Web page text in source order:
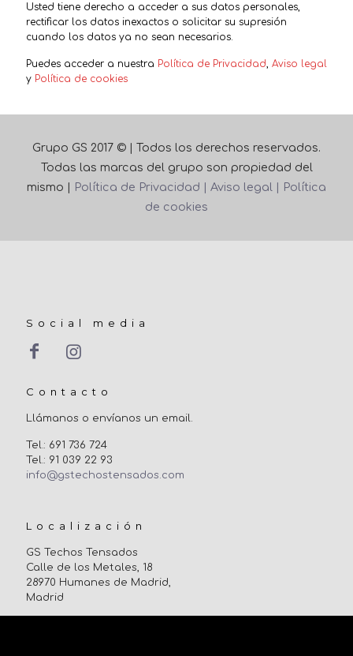
Usted tiene derecho a acceder a sus datos personales,
rectificar los datos inexactos o solicitar su supresión
cuando los datos ya no sean necesarios.
Puedes acceder a nuestra Política de Privacidad Aviso legal
y Política de cookies
Grupo GS 2017 © | Todos los derechos reservados.
Todas las marcas del grupo son propiedad del
mismo | Política de Privacidad | Aviso legal | Política
de cookies
Social media
Contacto
Llámanos o envíanos un email.
Tel.: 691 736 724
Tel.: 91 039 22 93
info@gstechostensados.com
Localización
GS Techos Tensados
Calle de los Metales, 18
28970 Humanes de Madrid,
Madrid